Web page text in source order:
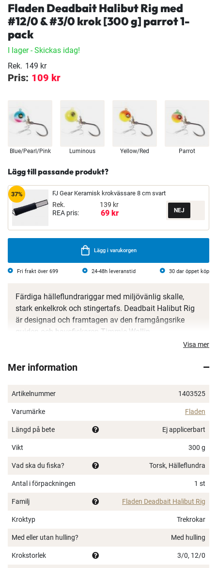
×
Fladen Deadbait Halibut Rig med
#12/0 & #3/0 krok [300 g] parrot 1-
pack
I lager- Skickas idag!
Rek. 149 kr
Pris: 109 kr
Blue/Pearl/Pink Luminous Yellow/Red Parrot
Lägg till passande produkt?
37% FJ Gear Keramisk krokvässare 8 cm svart
Rek.
139 kr
REA pris:
69 kr
Lägg i varukorgen
Fri frakt över 699 24-48h leveranstid 30 dar öppet köp
Färdiga hälleflundrariggar med miljövänlig skalle,
stark enkelkrok och stingertafs. Deadbait Halibut Rig
är designad och framtagen av den framgångsrike
guiden och havsfiskaren Timmie Wallin.
Krokstorlek: 300 g 12/0 & 3/0, 400 g & 500 g 12/0 &
Visa mer
Mer information
Artikelnummer 1403525
Varumärke Fladen
Längd på bete Ej applicerbart
Vikt 300 g
Vad ska du fiska? Torsk, Hälleflundra
Antal i förpackningen 1 st
Familj Fladen Deadbait Halibut Rig
Kroktyp Trekrokar
Med eller utan hulling? Med hulling
Krokstorlek 3/0, 12/0